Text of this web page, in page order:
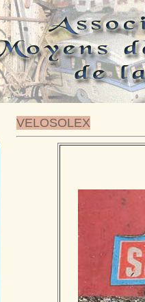
VELOSOLEX